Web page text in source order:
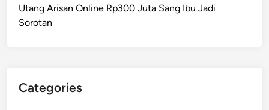
Utang Arisan Online Rp300 Juta Sang Ibu Jadi
Sorotan
Categories